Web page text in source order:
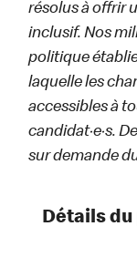
résolus à offrir
inclusif. Nos
politique
laquelle les
accessibles à
candidat·e·s.
sur demande
Détails du